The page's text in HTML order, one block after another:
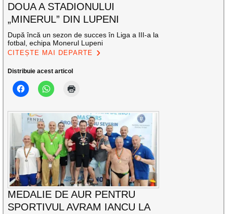
DOUA A STADIONULUI
„MINERUL” DIN LUPENI
După încă un sezon de succes în Liga a III-a la
fotbal, echipa Monerul Lupeni
CITEȘTE MAI DEPARTE
Distribuie acest articol
MEDALIE DE AUR PENTRU
SPORTIVUL AVRAM IANCU LA